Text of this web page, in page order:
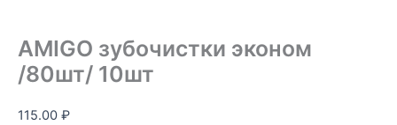
AMIGO зубочистки эконом
/80шт/ 10шт
115.00 ₽